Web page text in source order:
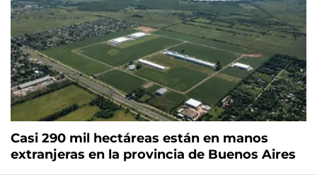
Casi 290 mil hectáreas están en manos
extranjeras en la provincia de Buenos Aires